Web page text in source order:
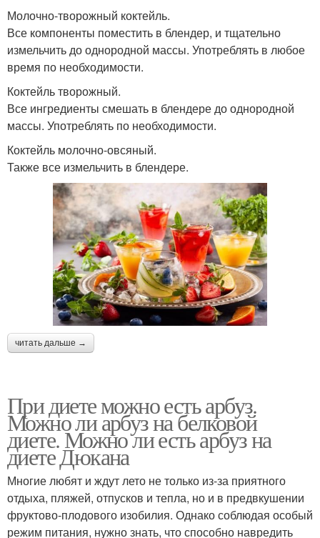
Молочно-творожный коктейль.
Все компоненты поместить в блендер, и тщательно
измельчить до однородной массы. Употреблять в любое
время по необходимости.
Коктейль творожный.
Все ингредиенты смешать в блендере до однородной
массы. Употреблять по необходимости.
Коктейль молочно-овсяный.
Также все измельчить в блендере.
читать дальше →
При диете можно есть арбуз.
Можно ли арбуз на белковой
диете. Можно ли есть арбуз на
диете Дюкана
Многие любят и ждут лето не только из-за приятного
отдыха, пляжей, отпусков и тепла, но и в предвкушении
фруктово-плодового изобилия. Однако соблюдая особый
режим питания, нужно знать, что способно навредить